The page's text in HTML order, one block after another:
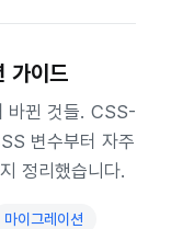
이드
바뀐 것들. CSS-
변수부터 자주
정리했습니다.
마이그레이션